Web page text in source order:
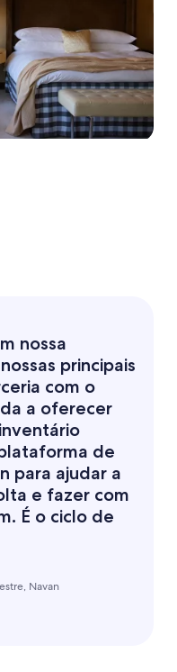
nossa
principais
com o
a oferecer
de
para ajudar a
e fazer com
É o ciclo de
Navan